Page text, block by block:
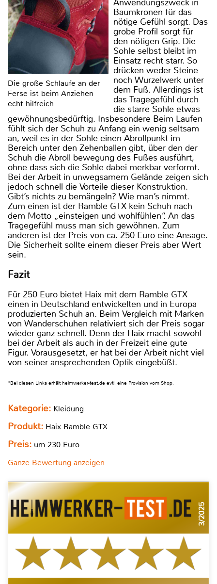
Die große Schlaufe an der
Ferse ist beim Anziehen
echt hilfreich
Baumkronen für das
nötige Gefühl sorgt. Das
grobe Profil sorgt für
den nötigen Grip. Die
Sohle selbst bleibt im
Einsatz recht starr. So
drücken weder Steine
noch Wurzelwerk unter
dem Fuß. Allerdings ist
das Tragegefühl durch
die starre Sohle etwas
gewöhnungsbedürftig. Insbesondere Beim Laufen
fühlt sich der Schuh zu Anfang ein wenig seltsam
an, weil es in der Sohle einen Abrollpunkt im
Bereich unter den Zehenballen gibt, über den der
Schuh die Abroll bewegung des Fußes ausführt,
ohne dass sich die Sohle dabei merkbar verformt.
Bei der Arbeit in unwegsamem Gelände zeigen sich
jedoch schnell die Vorteile dieser Konstruktion.
Gibt’s nichts zu bemängeln? Wie man’s nimmt.
Zum einen ist der Ramble GTX kein Schuh nach
dem Motto „einsteigen und wohlfühlen“. An das
Tragegefühl muss man sich gewöhnen. Zum
anderen ist der Preis von ca. 250 Euro eine Ansage.
Die Sicherheit sollte einem dieser Preis aber Wert
sein.
Fazit
Für 250 Euro bietet Haix mit dem Ramble GTX
einen in Deutschland entwickelten und in Europa
produzierten Schuh an. Beim Vergleich mit Marken
von Wanderschuhen relativiert sich der Preis sogar
wieder ganz schnell. Denn der Haix macht sowohl
bei der Arbeit als auch in der Freizeit eine gute
Figur. Vorausgesetzt, er hat bei der Arbeit nicht viel
von seiner ansprechenden Optik eingebüßt.
*Bei diesen Links erhält heimwerker-test.de evtl. eine Provision vom Shop.
Kategorie: Kleidung
Produkt: Haix Ramble GTX
Preis: um 230 Euro
Ganze Bewertung anzeigen
3/2025